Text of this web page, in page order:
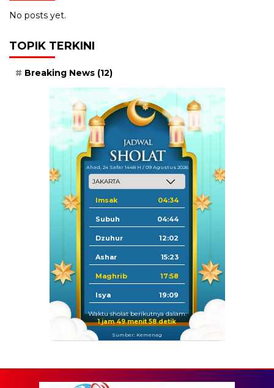
No posts yet.
TOPIK TERKINI
Breaking News (12)
Ahad, 24 Safar 1448 H / 09 Agustus 2026
Imsak 04:34
Subuh 04:44
Dzuhur 12:02
Ashar 15:23
Maghrib 17:58
Isya 19:09
Waktu sholat berikutnya dalam:
1 jam 49 menit 56 detik
Sumber: Kemenag